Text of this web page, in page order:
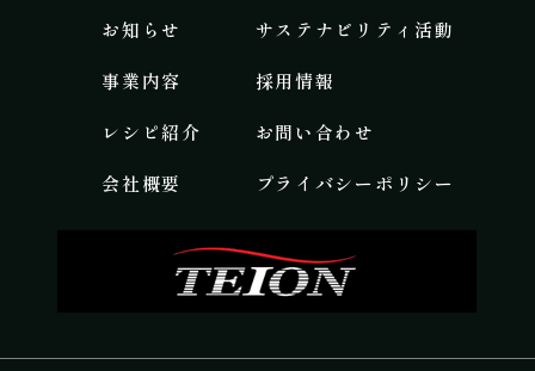
お知らせ
事業内容​
レシピ紹介
会社概要
サステナビリティ活動
採用情報
お問い合わせ
プライバシーポリシー